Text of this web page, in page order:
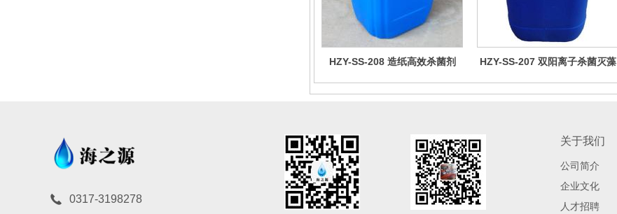
HZY-SS-208 造纸高效杀菌剂
HZY-SS-207 双阳离子杀菌灭藻
公司简介
企业文化
人才招聘
0317-3198278
关于我们